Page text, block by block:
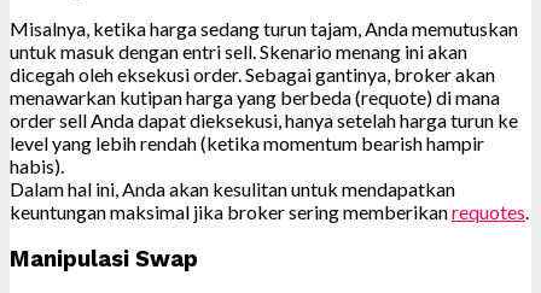
Misalnya, ketika harga sedang turun tajam, Anda memutuskan
untuk masuk dengan entri sell. Skenario menang ini akan
dicegah oleh eksekusi order. Sebagai gantinya, broker akan
menawarkan kutipan harga yang berbeda (requote) di mana
order sell Anda dapat dieksekusi, hanya setelah harga turun ke
level yang lebih rendah (ketika momentum bearish hampir
habis).
Dalam hal ini, Anda akan kesulitan untuk mendapatkan
keuntungan maksimal jika broker sering memberikanrequotes.
Manipulasi Swap